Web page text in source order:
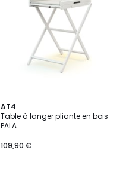
AT4
Table à langer pliante en bois
PALA
109,90 €